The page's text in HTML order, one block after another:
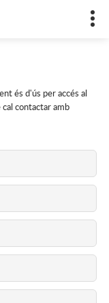
és d'ús per accés al
contactar amb